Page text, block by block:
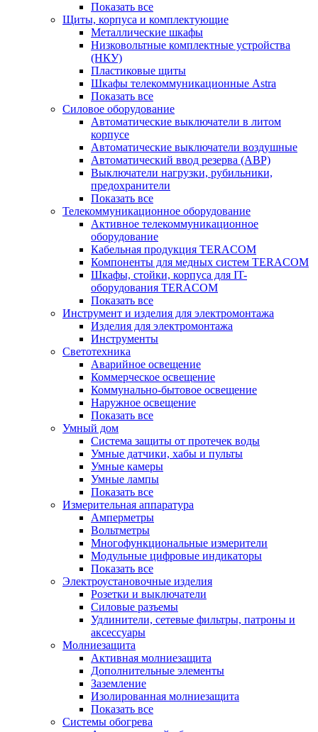
Показать все
Щиты, корпуса и комплектующие
Металлические шкафы
Низковольтные комплектные устройства
(НКУ)
Пластиковые щиты
Шкафы телекоммуникационные Astra
Показать все
Силовое оборудование
Автоматические выключатели в литом
корпусе
Автоматические выключатели воздушные
Автоматический ввод резерва (АВР)
Выключатели нагрузки, рубильники,
предохранители
Показать все
Телекоммуникационное оборудование
Активное телекоммуникационное
оборудование
Кабельная продукция TERACOM
Компоненты для медных систем TERACOM
Шкафы, стойки, корпуса для IT-
оборудования TERACOM
Показать все
Инструмент и изделия для электромонтажа
Изделия для электромонтажа
Инструменты
Светотехника
Аварийное освещение
Коммерческое освещение
Коммунально-бытовое освещение
Наружное освещение
Показать все
Умный дом
Система защиты от протечек воды
Умные датчики, хабы и пульты
Умные камеры
Умные лампы
Показать все
Измерительная аппаратура
Амперметры
Вольтметры
Многофункциональные измерители
Модульные цифровые индикаторы
Показать все
Электроустановочные изделия
Розетки и выключатели
Силовые разъемы
Удлинители, сетевые фильтры, патроны и
аксессуары
Молниезащита
Активная молниезащита
Дополнительные элементы
Заземление
Изолированная молниезащита
Показать все
Системы обогрева